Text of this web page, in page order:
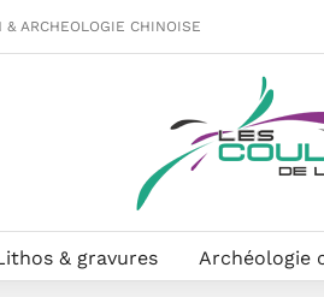
ARCHEOLOGIE CHINOISE
& gravures Archéologie